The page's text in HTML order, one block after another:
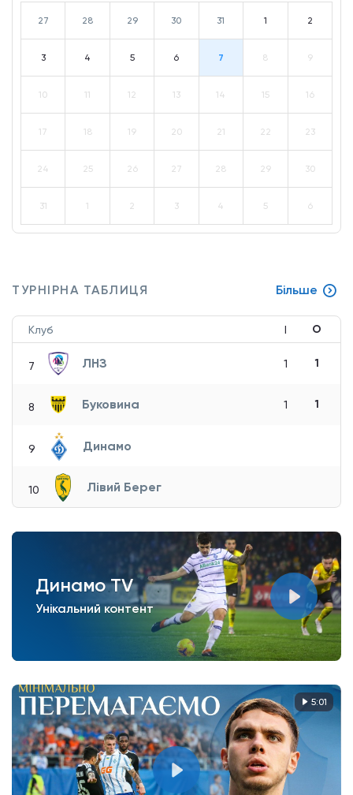
27 28 29 30 31 1 2
3 4 5 6 7 8 9
10 11 12 13 14 15 16
17 18 19 20 21 22 23
24 25 26 27 28 29 30
31 1 2 3 4 5 6
ТУРНІРНА ТАБЛИЦЯ Більше
Клуб І О
7 ЛНЗ 1 1
8 Буковина 1 1
9 Динамо
10 Лівий Берег
Динамо TV
Унікальний контент
5:01